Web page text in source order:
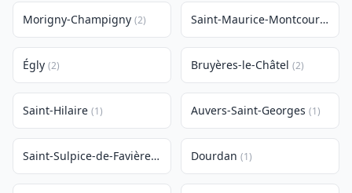
Morigny-Champigny (2) Saint-Maurice-Montcouronne
Égly (2) Bruyères-le-Châtel (2)
Saint-Hilaire (1) Auvers-Saint-Georges (1)
Saint-Sulpice-de-Favières Dourdan (1)